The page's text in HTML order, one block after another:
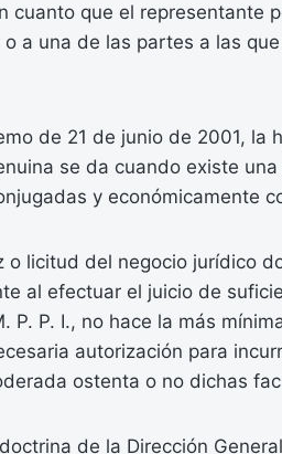
cuanto que el representante
a una de las partes a las
de 21 de junio de 2001, la
se da cuando existe
y económicamente
licitud del negocio jurídico
al efectuar el juicio de
P. I., no hace la más
autorización para
ostenta o no dichas
de la Dirección